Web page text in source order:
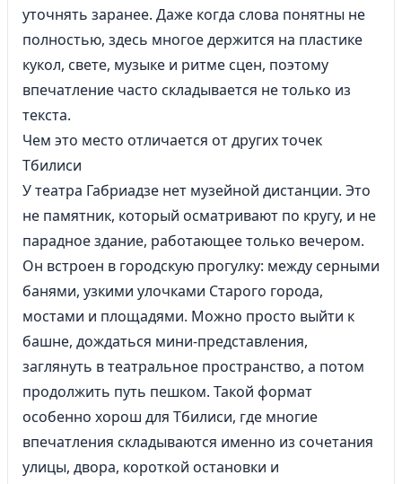
уточнять заранее. Даже когда слова понятны не
полностью, здесь многое держится на пластике
кукол, свете, музыке и ритме сцен, поэтому
впечатление часто складывается не только из
текста.
Чем это место отличается от других точек
Тбилиси
У театра Габриадзе нет музейной дистанции. Это
не памятник, который осматривают по кругу, и не
парадное здание, работающее только вечером.
Он встроен в городскую прогулку: между серными
банями, узкими улочками Старого города,
мостами и площадями. Можно просто выйти к
башне, дождаться мини-представления,
заглянуть в театральное пространство, а потом
продолжить путь пешком. Такой формат
особенно хорош для Тбилиси, где многие
впечатления складываются именно из сочетания
улицы, двора, короткой остановки и